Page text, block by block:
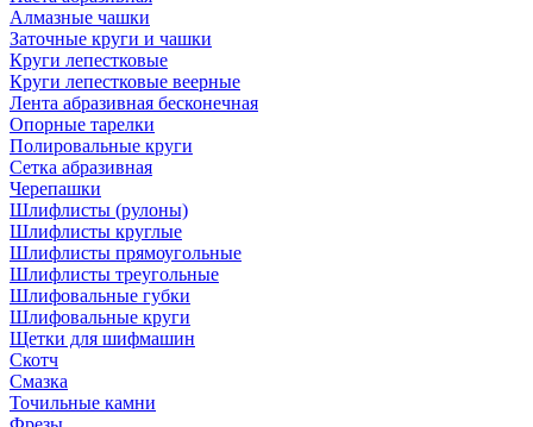
Алмазные чашки
Заточные круги и чашки
Круги лепестковые
Круги лепестковые веерные
Лента абразивная бесконечная
Опорные тарелки
Полировальные круги
Сетка абразивная
Черепашки
Шлифлисты (рулоны)
Шлифлисты круглые
Шлифлисты прямоугольные
Шлифлисты треугольные
Шлифовальные губки
Шлифовальные круги
Щетки для шифмашин
Скотч
Смазка
Точильные камни